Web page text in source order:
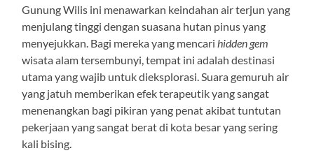
Gunung Wilis ini menawarkan keindahan air terjun yang
menjulang tinggi dengan suasana hutan pinus yang
menyejukkan. Bagi mereka yang mencarihidden gem
wisata alam tersembunyi, tempat ini adalah destinasi
utama yang wajib untuk dieksplorasi. Suara gemuruh air
yang jatuh memberikan efek terapeutik yang sangat
menenangkan bagi pikiran yang penat akibat tuntutan
pekerjaan yang sangat berat di kota besar yang sering
kali bising.